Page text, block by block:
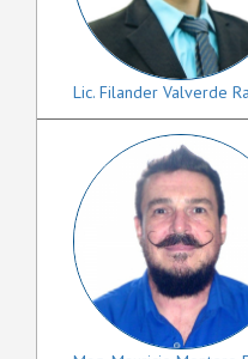
Lic. Filander Valverde